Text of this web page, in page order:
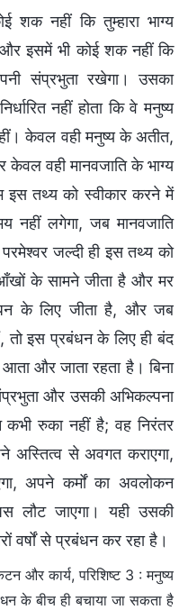
नहीं कि तुम्हारा भाग्य
और इसमें भी कोई शक नहीं कि
संप्रभुता रखेगा। उसका
नहीं होता कि वे मनुष्य
केवल वही मनुष्य के अतीत,
केवल वही मानवजाति के भाग्य
इस तथ्य को स्वीकार करने में
नहीं लगेगा, जब मानवजाति
जल्दी ही इस तथ्य को
के सामने जीता है और मर
के लिए जीता है, और जब
तो इस प्रबंधन के लिए ही बंद
और जाता रहता है। बिना
और उसकी अभिकल्पना
कभी रुका नहीं है; वह निरंतर
अस्तित्व से अवगत कराएगा,
अपने कर्मों का अवलोकन
लौट जाएगा। यही उसकी
वर्षों से प्रबंधन कर रहा है।
और कार्य, परिशिष्ट 3 : मनुष्य
के बीच ही बचाया जा सकता है